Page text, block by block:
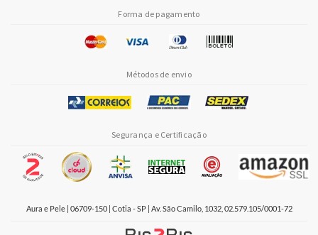
Forma de pagamento
Métodos de envio
Segurança e Certificação
Aura e Pele | 06709-150 | Cotia - SP | Av. São Camilo, 1032, 02.579.105/0001-72